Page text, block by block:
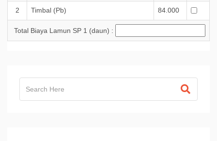
2 Timbal (Pb) 84.000
Total Biaya Lamun SP 1 (daun) :